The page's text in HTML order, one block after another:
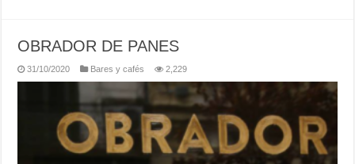
OBRADOR DE PANES
31/10/2020 Bares y cafés 2,229